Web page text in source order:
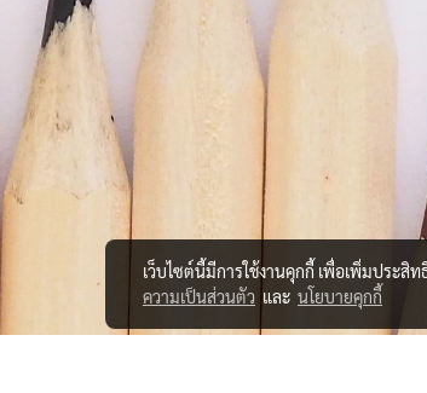
เว็บไซต์นี้มีการใช้งานคุกกี้ เพื่อเพิ่มประสิ
ความเป็นส่วนตัว และ นโยบายคุกกี้